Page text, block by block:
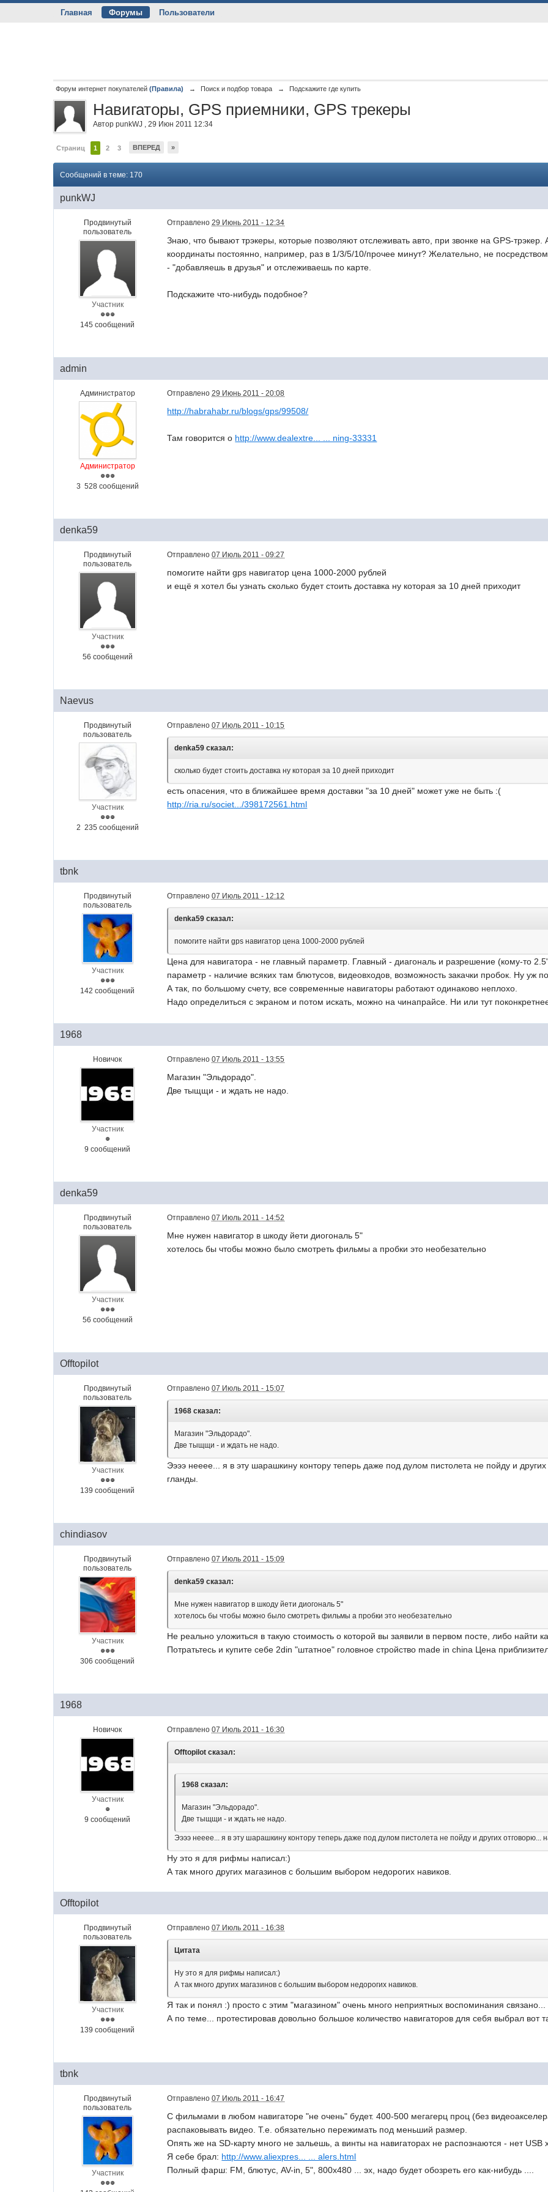
Главная Форумы Пользователи
Форум интернет покупателей (Правила) → Поиск и подбор товара → Подскажите где купить
Навигаторы, GPS приемники, GPS трекеры
АвторpunkWJ ,29 Июн 2011 12:34
Страниц 1 2 3 ВПЕРЕД »
Сообщений в теме: 170
punkWJ
Продвинутый
пользователь
Участник
145 сообщений
Отправлено29 Июнь 2011 - 12:34
Знаю, что бывают трэкеры, которые позволяют отслеживать авто, при звонке на GPS-
координаты постоянно, например, раз в 1/3/5/10/прочее минут? Желательно, не
- "добавляешь в друзья" и отслеживаешь по карте.
Подскажите что-нибудь подобное?
admin
Администратор
Администратор
3 528 сообщений
Отправлено29 Июнь 2011 - 20:08
http://habrahabr.ru/blogs/gps/99508/
Там говорится о http://www.dealextre... ... ning-33331
denka59
Продвинутый
пользователь
Участник
56 сообщений
Отправлено07 Июль 2011 - 09:27
помогите найти gps навигатор цена 1000-2000 рублей
и ещё я хотел бы узнать сколько будет стоить доставка ну которая за 10 дней приходит
Naevus
Продвинутый
пользователь
Участник
2 235 сообщений
Отправлено07 Июль 2011 - 10:15
denka59 сказал:
сколько будет стоить доставка ну которая за 10 дней приходит
есть опасения, что в ближайшее время доставки "за 10 дней" может уже не быть :(
http://ria.ru/societ.../398172561.html
tbnk
Продвинутый
пользователь
Участник
142 сообщений
Отправлено07 Июль 2011 - 12:12
denka59 сказал:
помогите найти gps навигатор цена 1000-2000 рублей
Цена для навигатора - не главный параметр. Главный - диагональ и разрешение (кому-то
параметр - наличие всяких там блютусов, видеовходов, возможность закачки пробок. Ну уж
А так, по большому счету, все современные навигаторы работают одинаково неплохо.
Надо определиться с экраном и потом искать, можно на чинапрайсе. Ни или тут
1968
Новичок
Участник
9 сообщений
Отправлено07 Июль 2011 - 13:55
Магазин "Эльдорадо".
Две тыщщи - и ждать не надо.
denka59
Продвинутый
пользователь
Участник
56 сообщений
Отправлено07 Июль 2011 - 14:52
Мне нужен навигатор в шкоду йети диогональ 5"
хотелось бы чтобы можно было смотреть фильмы а пробки это необезательно
Offtopilot
Продвинутый
пользователь
Участник
139 сообщений
Отправлено07 Июль 2011 - 15:07
1968 сказал:
Магазин "Эльдорадо".
Две тыщщи - и ждать не надо.
Ээээ нееее... я в эту шарашкину контору теперь даже под дулом пистолета не пойду и
гланды.
chindiasov
Продвинутый
пользователь
Участник
306 сообщений
Отправлено07 Июль 2011 - 15:09
denka59 сказал:
Мне нужен навигатор в шкоду йети диогональ 5"
хотелось бы чтобы можно было смотреть фильмы а пробки это необезательно
Не реально уложиться в такую стоимость о которой вы заявили в первом посте, либо найти
Потратьтесь и купите себе 2din "штатное" головное стройство made in china Цена
1968
Новичок
Участник
9 сообщений
Отправлено07 Июль 2011 - 16:30
Offtopilot сказал:
1968 сказал:
Магазин "Эльдорадо".
Две тыщщи - и ждать не надо.
Ээээ нееее... я в эту шарашкину контору теперь даже под дулом пистолета не пойду и других отговорю...
Ну это я для рифмы написал:)
А так много других магазинов с большим выбором недорогих навиков.
Offtopilot
Продвинутый
пользователь
Участник
139 сообщений
Отправлено07 Июль 2011 - 16:38
Цитата
Ну это я для рифмы написал:)
А так много других магазинов с большим выбором недорогих навиков.
Я так и понял :) просто с этим "магазином" очень много неприятных воспоминания связано...
А по теме... протестировав довольно большое количество навигаторов для себя выбрал вот
tbnk
Продвинутый
пользователь
Участник
Отправлено07 Июль 2011 - 16:47
С фильмами в любом навигаторе "не очень" будет. 400-500 мегагерц проц (без
распаковывать видео. Т.е. обязательно пережимать под меньший размер.
Опять же на SD-карту много не зальешь, а винты на навигаторах не распознаются - нет USB
Я себе брал: http://www.aliexpres... ... alers.html
Полный фарш: FM, блютус, AV-in, 5", 800х480 ... эх, надо будет обозреть его как-нибудь ....